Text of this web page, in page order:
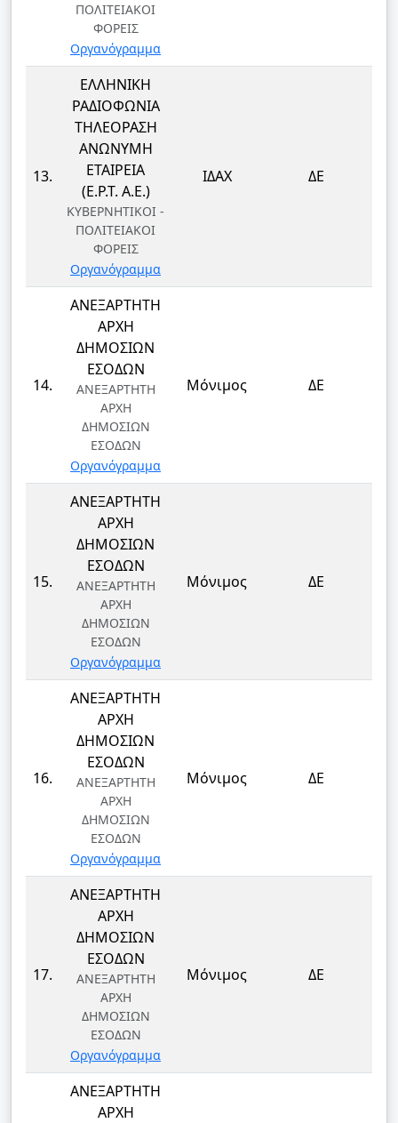
ΠΟΛΙΤΕΙΑΚΟΙ
ΦΟΡΕΙΣ
Οργανόγραμμα
13.
ΕΛΛΗΝΙΚΗ
ΡΑΔΙΟΦΩΝΙΑ
ΤΗΛΕΟΡΑΣΗ
ΑΝΩΝΥΜΗ
ΕΤΑΙΡΕΙΑ
(Ε.Ρ.Τ. Α.Ε.)
ΚΥΒΕΡΝΗΤΙΚΟΙ -
ΠΟΛΙΤΕΙΑΚΟΙ
ΦΟΡΕΙΣ
Οργανόγραμμα
ΙΔΑΧ ΔΕ
14.
ΑΝΕΞΑΡΤΗΤΗ
ΑΡΧΗ
ΔΗΜΟΣΙΩΝ
ΕΣΟΔΩΝ
ΑΝΕΞΑΡΤΗΤΗ
ΑΡΧΗ
ΔΗΜΟΣΙΩΝ
ΕΣΟΔΩΝ
Οργανόγραμμα
Μόνιμος ΔΕ
15.
ΑΝΕΞΑΡΤΗΤΗ
ΑΡΧΗ
ΔΗΜΟΣΙΩΝ
ΕΣΟΔΩΝ
ΑΝΕΞΑΡΤΗΤΗ
ΑΡΧΗ
ΔΗΜΟΣΙΩΝ
ΕΣΟΔΩΝ
Οργανόγραμμα
Μόνιμος ΔΕ
16.
ΑΝΕΞΑΡΤΗΤΗ
ΑΡΧΗ
ΔΗΜΟΣΙΩΝ
ΕΣΟΔΩΝ
ΑΝΕΞΑΡΤΗΤΗ
ΑΡΧΗ
ΔΗΜΟΣΙΩΝ
ΕΣΟΔΩΝ
Οργανόγραμμα
Μόνιμος ΔΕ
17.
ΑΝΕΞΑΡΤΗΤΗ
ΑΡΧΗ
ΔΗΜΟΣΙΩΝ
ΕΣΟΔΩΝ
ΑΝΕΞΑΡΤΗΤΗ
ΑΡΧΗ
ΔΗΜΟΣΙΩΝ
ΕΣΟΔΩΝ
Οργανόγραμμα
Μόνιμος ΔΕ
ΑΝΕΞΑΡΤΗΤΗ
ΑΡΧΗ